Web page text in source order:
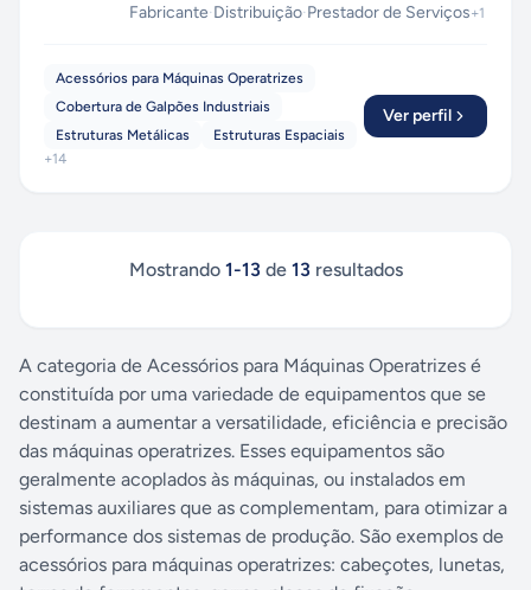
Fabricante·Distribuição·Prestador de Serviços+1
Acessórios para Máquinas Operatrizes
Cobertura de Galpões Industriais
Estruturas Metálicas
Estruturas Espaciais
+14
Ver perfil
Mostrando 1-13 de 13 resultados
A categoria de Acessórios para Máquinas Operatrizes é
constituída por uma variedade de equipamentos que se
destinam a aumentar a versatilidade, eficiência e precisão
das máquinas operatrizes. Esses equipamentos são
geralmente acoplados às máquinas, ou instalados em
sistemas auxiliares que as complementam, para otimizar a
performance dos sistemas de produção. São exemplos de
acessórios para máquinas operatrizes: cabeçotes, lunetas,